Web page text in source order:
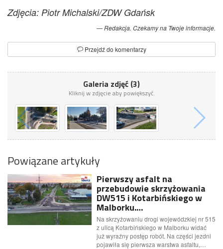
Zdjęcia: Piotr Michalski/ZDW Gdańsk
Redakcja. Czekamy na Twoje informacje.
Przejdź do komentarzy
Galeria zdjęć (3)
Kliknij w zdjęcie aby powiększyć.
Powiązane artykuły
Pierwszy asfalt na
przebudowie skrzyżowania
DW515 i Kotarbińskiego w
Malborku.…
Na skrzyżowaniu drogi wojewódzkiej nr 515
z ulicą Kotarbińskiego w Malborku widać
już wyraźny postęp robót. Na części jezdni
pojawiła się pierwsza warstwa asfaltu,…